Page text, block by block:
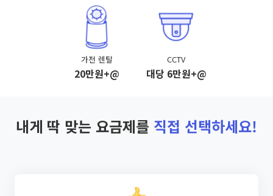
가전 렌탈
20만원+@
CCTV
대당 6만원+@
내게 딱 맞는 요금제를 직접 선택하세요!